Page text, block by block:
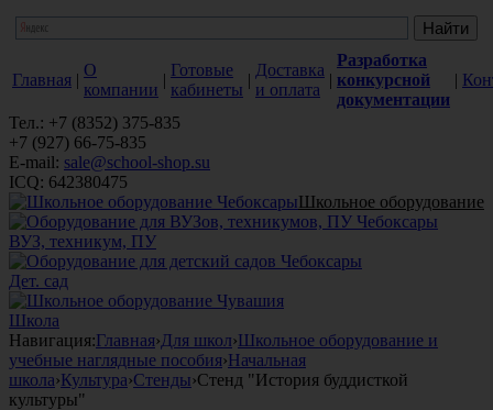
Главная |
О
компании
|
Готовые
кабинеты
|
Доставка
и оплата
|
Разработка
конкурсной
документации
|
Тел.: +7 (8352) 375-835
+7 (927) 66-75-835
E-mail: sale@school-shop.su
ICQ: 642380475
Школьное оборудование
ВУЗ, техникум, ПУ
Дет. сад
Школа
Навигация:Главная›Для школ›Школьное оборудование и
учебные наглядные пособия›Начальная
школа›Культура›Стенды›Стенд "История буддисткой
культуры"